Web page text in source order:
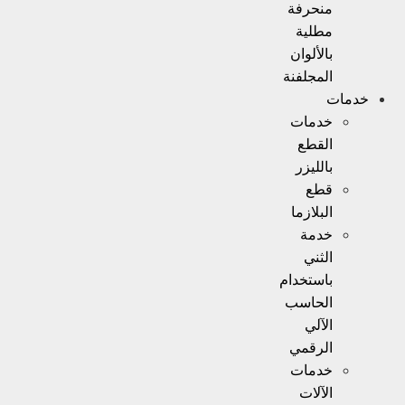
منحرفة
مطلية
بالألوان
المجلفنة
خدمات
خدمات
القطع
بالليزر
قطع
البلازما
خدمة
الثني
باستخدام
الحاسب
الآلي
الرقمي
خدمات
الآلات